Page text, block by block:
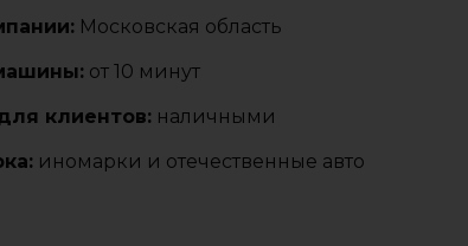
Московская область
от 10 минут
клиентов: наличными
иномарки и отечественные авто